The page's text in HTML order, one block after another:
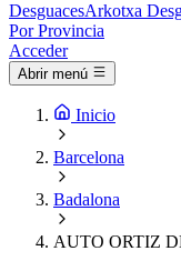
DesguacesArkotxa
Por Provincia
Acceder
Abrir menú
Inicio
Barcelona
Badalona
AUTO ORTIZ